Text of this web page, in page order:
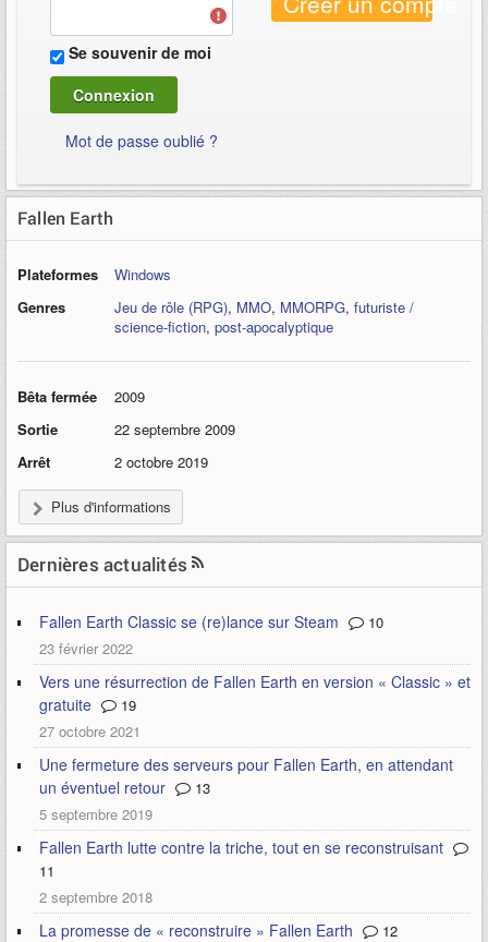
Se souvenir de moi
Mot de passe oublié ?
Fallen Earth
Plateformes
Windows
Genres
Jeu de rôle (RPG), MMO, MMORPG, futuriste /
science-fiction, post-apocalyptique
Bêta fermée
2009
Sortie
22 septembre 2009
Arrêt
2 octobre 2019
Plus d'informations
Dernières actualités
Fallen Earth Classic se (re)lance sur Steam
10
23 février 2022
Vers une résurrection de Fallen Earth en version « Classic » et
gratuite
19
27 octobre 2021
Une fermeture des serveurs pour Fallen Earth, en attendant
un éventuel retour
13
5 septembre 2019
Fallen Earth lutte contre la triche, tout en se reconstruisant
11
2 septembre 2018
La promesse de « reconstruire » Fallen Earth 12